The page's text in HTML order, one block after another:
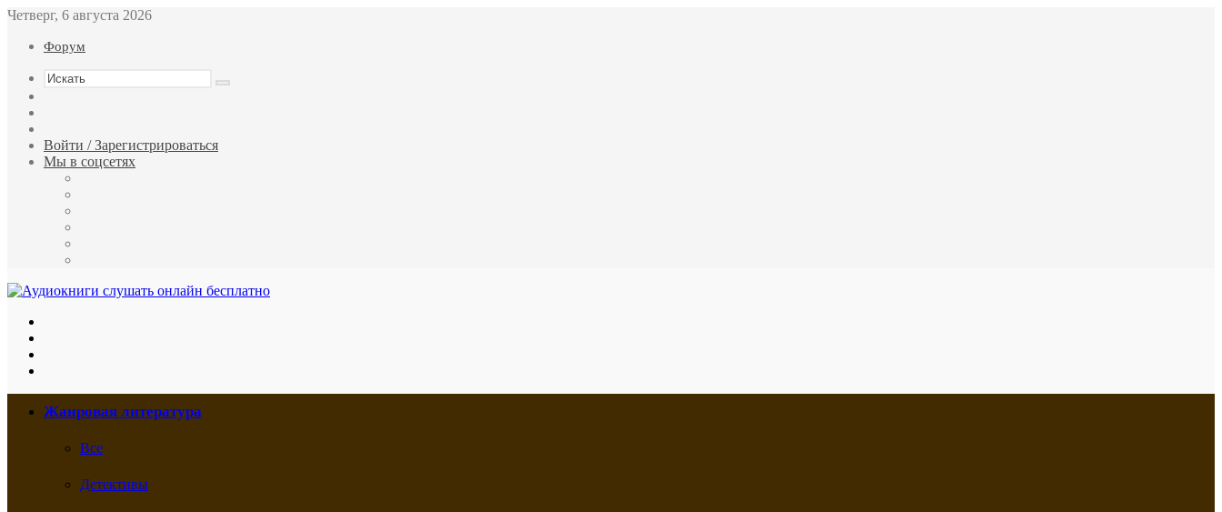
Четверг, 6 августа 2026
Форум
Искать
статья
Войти / Зарегистрироваться
Мы в соцсетях
Жанровая литература
Все
Детективы